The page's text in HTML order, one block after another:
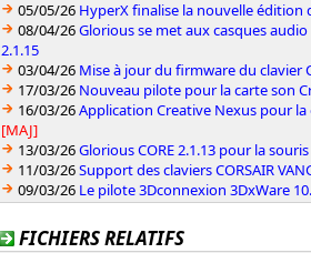
05/05/26 HyperX finalise la nouvelle édition
08/04/26Glorious se met aux casques audio
2.1.15
03/04/26 Mise à jour du firmware du clavier
17/03/26 Nouveau pilote pour la carte son
16/03/26Application Creative Nexus pour
[MAJ]
13/03/26Glorious CORE 2.1.13 pour la
11/03/26Support des claviers CORSAIR
09/03/26 Le pilote 3Dconnexion 3DxWare
FICHIERS RELATIFS